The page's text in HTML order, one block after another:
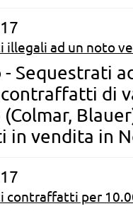
illegali ad un noto
- Sequestrati
di
in vendita in
contraffatti per